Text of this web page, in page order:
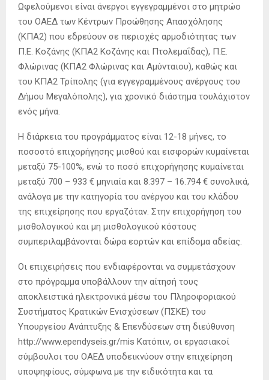
Ωφελούμενοι είναι άνεργοι εγγεγραμμένοι στο μητρώο
του ΟΑΕΔ των Κέντρων Προώθησης Απασχόλησης
(ΚΠΑ2) που εδρεύουν σε περιοχές αρμοδιότητας των
Π.Ε. Κοζάνης (ΚΠΑ2 Κοζάνης και Πτολεμαΐδας), Π.Ε.
Φλώρινας (ΚΠΑ2 Φλώρινας και Αμύνταιου), καθώς και
του ΚΠΑ2 Τρίπολης (για εγγεγραμμένους ανέργους του
Δήμου Μεγαλόπολης), για χρονικό διάστημα τουλάχιστον
ενός μήνα.
Η διάρκεια του προγράμματος είναι 12-18 μήνες, το
ποσοστό επιχορήγησης μισθού και εισφορών κυμαίνεται
μεταξύ 75-100%, ενώ το ποσό επιχορήγησης κυμαίνεται
μεταξύ 700 – 933 € μηνιαία και 8.397 – 16.794 € συνολικά,
ανάλογα με την κατηγορία του ανέργου και του κλάδου
της επιχείρησης που εργαζόταν. Στην επιχορήγηση του
μισθολογικού και μη μισθολογικού κόστους
συμπεριλαμβάνονται δώρα εορτών και επίδομα αδείας.
Οι επιχειρήσεις που ενδιαφέρονται να συμμετάσχουν
στο πρόγραμμα υποβάλλουν την αίτησή τους
αποκλειστικά ηλεκτρονικά μέσω του Πληροφοριακού
Συστήματος Κρατικών Ενισχύσεων (ΠΣΚΕ) του
Υπουργείου Ανάπτυξης & Επενδύσεων στη διεύθυνση
http://www.ependyseis.gr/mis Κατόπιν, οι εργασιακοί
σύμβουλοι του ΟΑΕΔ υποδεικνύουν στην επιχείρηση
υποψηφίους, σύμφωνα με την ειδικότητα και τα